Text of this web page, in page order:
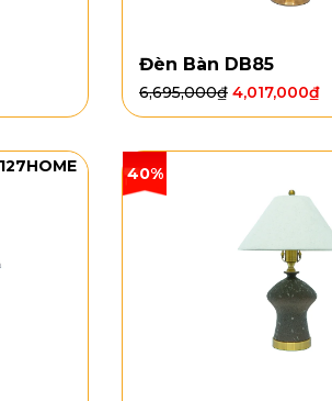
Đèn Bàn DB85
6,695,000₫ 4,017,000₫
127HOME 40%